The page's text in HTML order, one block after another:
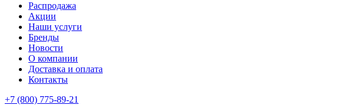
Распродажа
Акции
Наши услуги
Бренды
Новости
О компании
Доставка и оплата
Контакты
+7 (800) 775-89-21